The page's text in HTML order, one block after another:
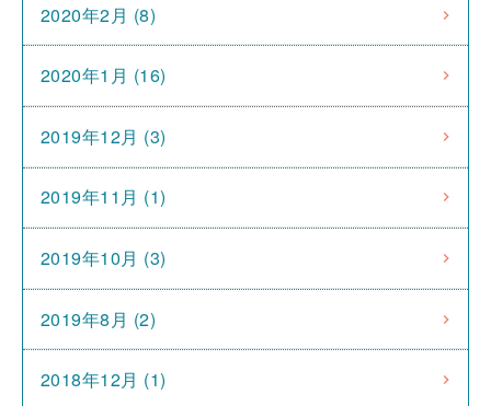
2020年2月 (8)
2020年1月 (16)
2019年12月 (3)
2019年11月 (1)
2019年10月 (3)
2019年8月 (2)
2018年12月 (1)